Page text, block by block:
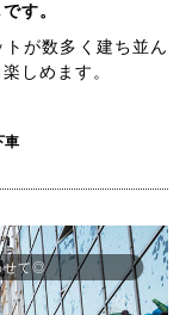
す。
が数多く建ち並ん
しめます。
車
せて◎